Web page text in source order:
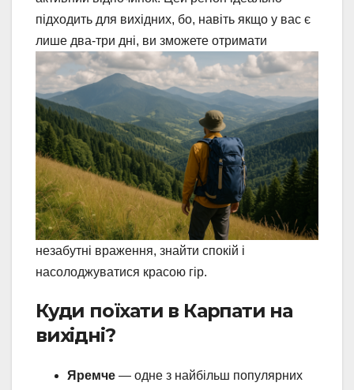
підходить для вихідних, бо, навіть якщо у вас є
лише два-три дні, ви зможете отримати
незабутні враження, знайти спокій і
насолоджуватися красою гір.
Куди поїхати в Карпати на
вихідні?
Яремче — одне з найбільш популярних